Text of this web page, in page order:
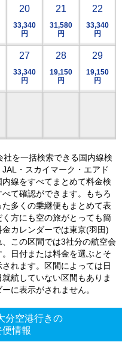
20
33,340
円
21
31,580
円
22
33,340
円
27
33,340
円
28
19,150
円
29
19,150
円
を一括検索できる国内線検
・スカイマーク・エアド
線をすべてまとめて料金検
て確認ができます。もちろ
多くの乗継便もまとめて表
方にも空の旅がとっても簡
カレンダーでは東京(羽田)
この区間では3社分の航空会
日付または料金を選ぶとそ
れます。区間によっては日
航していない区間もありま
に表示がされません。
分空港行きの
情報